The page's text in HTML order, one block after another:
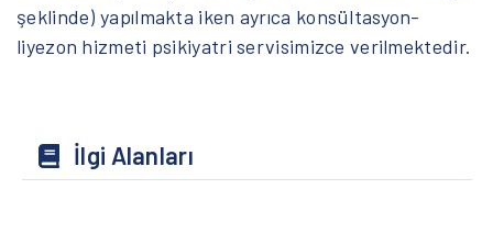
şeklinde) yapılmakta iken ayrıca konsültasyon-
liyezon hizmeti psikiyatri servisimizce verilmektedir.
İlgi Alanları